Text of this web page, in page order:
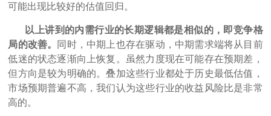
可能出现比较好的估值回归。
以上讲到的内需行业的长期逻辑都是相似的，即竞争格
局的改善。 同时，中期上也存在驱动，中期需求端将从目前
低迷的状态逐渐向上恢复。虽然力度现在可能存在预期差，
但方向是较为明确的。叠加这些行业都处于历史最低估值，
市场预期普遍不高，我们认为这些行业的收益风险比是非常
高的。